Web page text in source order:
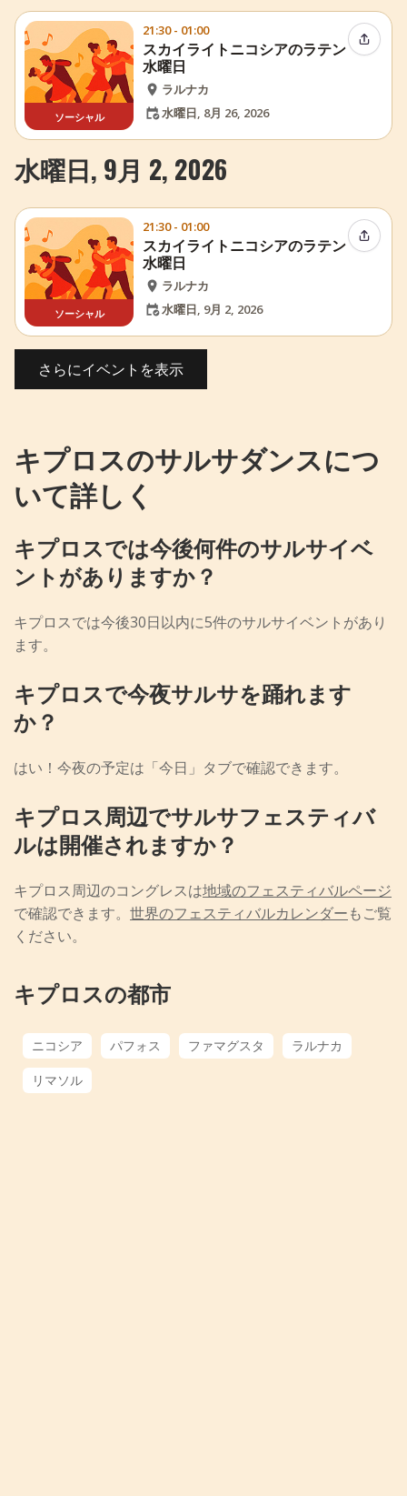
ソーシャル
21:30 - 01:00
スカイライトニコシアのラテン
水曜日
ラルナカ
水曜日, 8月 26, 2026
イベン
水曜日, 9月 2, 2026
ソーシャル
21:30 - 01:00
スカイライトニコシアのラテン
水曜日
ラルナカ
水曜日, 9月 2, 2026
イベン
さらにイベントを表示
キプロスのサルサダンスにつ
いて詳しく
キプロスでは今後何件のサルサイベ
ントがありますか？
キプロスでは今後30日以内に5件のサルサイベントがあり
ます。
キプロスで今夜サルサを踊れます
か？
はい！今夜の予定は「今日」タブで確認できます。
キプロス周辺でサルサフェスティバ
ルは開催されますか？
キプロス周辺のコングレスは地域のフェスティバルページ
で確認できます。 世界のフェスティバルカレンダーもご覧
ください。
キプロスの都市
ニコシア パフォス ファマグスタ
ラルナカ
リマソル